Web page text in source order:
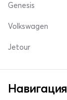
Genesis
Volkswagen
Jetour